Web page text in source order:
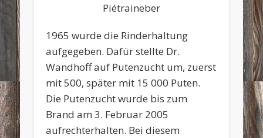
Piétraineber
1965 wurde die Rinderhaltung
aufgegeben. Dafür stellte Dr.
Wandhoff auf Putenzucht um, zuerst
mit 500, später mit 15 000 Puten.
Die Putenzucht wurde bis zum
Brand am 3. Februar 2005
aufrechterhalten. Bei diesem